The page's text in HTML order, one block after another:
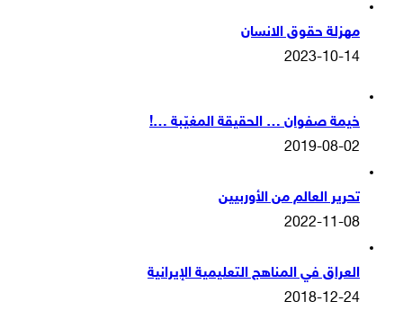
مهزلة حقوق الانسان
2023-10-14
خيمة صفوان … الحقيقة المغيّبة …!
2019-08-02
تحرير العالم من الأوربيين
2022-11-08
العراق في المناهج التعليمية الإيرانية
2018-12-24